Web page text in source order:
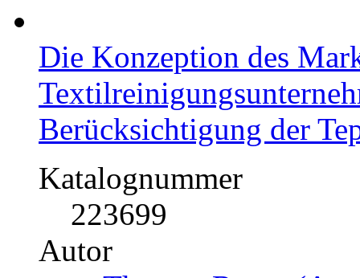
Preis
US$ 53,99
Die Einführung der
Am Beispiel der
Papiergroßhandlung